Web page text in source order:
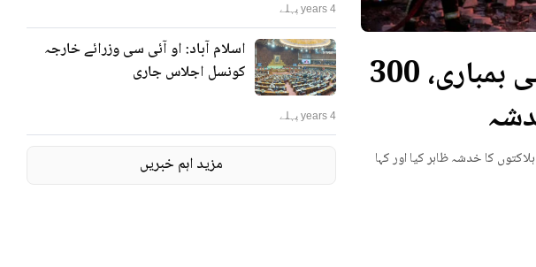
یوکرین: ماریوپول تھیٹر پر روسی بمباری، 300
کا خدشہ ظاہر کیا اور کہا
4 years پہلے
اسلام آباد: او آئی سی وزرائے خارجہ
کونسل اجلاس جاری
4 years پہلے
مزید اہم خبریں